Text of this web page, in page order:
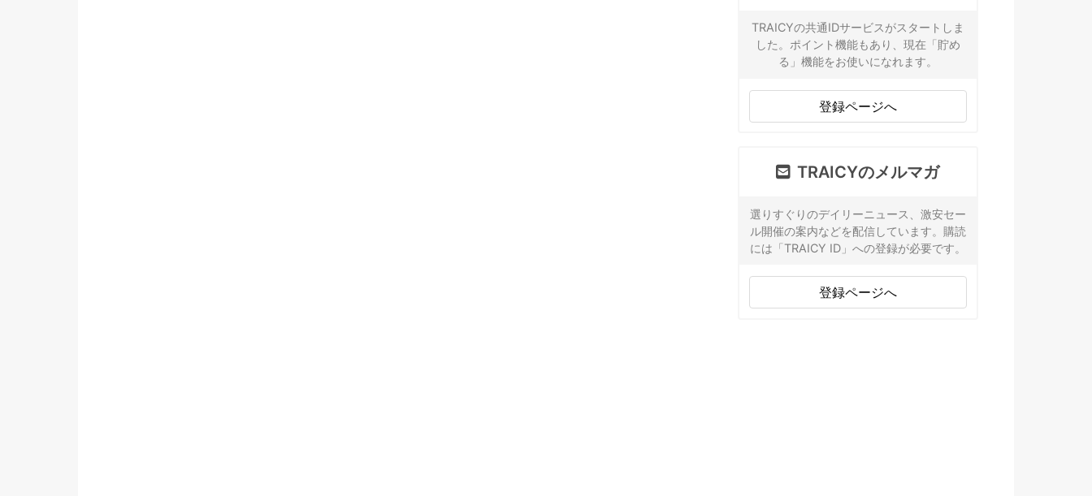
TRAICYの共通IDサービスがスタートしま
した。ポイント機能もあり、現在「貯め
る」機能をお使いになれます。
登録ページへ
TRAICYのメルマガ
選りすぐりのデイリーニュース、激安セー
ル開催の案内などを配信しています。購読
には「TRAICY ID」への登録が必要です。
登録ページへ